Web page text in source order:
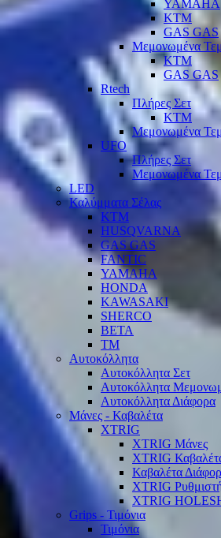
YAMAHA
KTM
GAS GAS
Μεμονωμένα
KTM
GAS GAS
Rtech
Πλήρες Σετ
KTM
Μεμονωμένα
UFO
Πλήρες Σετ
Μεμονωμένα
LED
Καλύμματα Σέλας
KTM
HUSQVARNA
GAS GAS
FANTIC
YAMAHA
HONDA
KAWASAKI
SHERCO
BETA
TM
Αυτοκόλλητα
Αυτοκόλλητα Σετ
Αυτοκόλλητα
Αυτοκόλλητα Διάφορα
Μάνες - Καβαλέτα
XTRIG
XTRIG Μάνες
XTRIG
Καβαλέτα
XTRIG
XTRIG
Grips - Τιμόνια
Τιμόνια